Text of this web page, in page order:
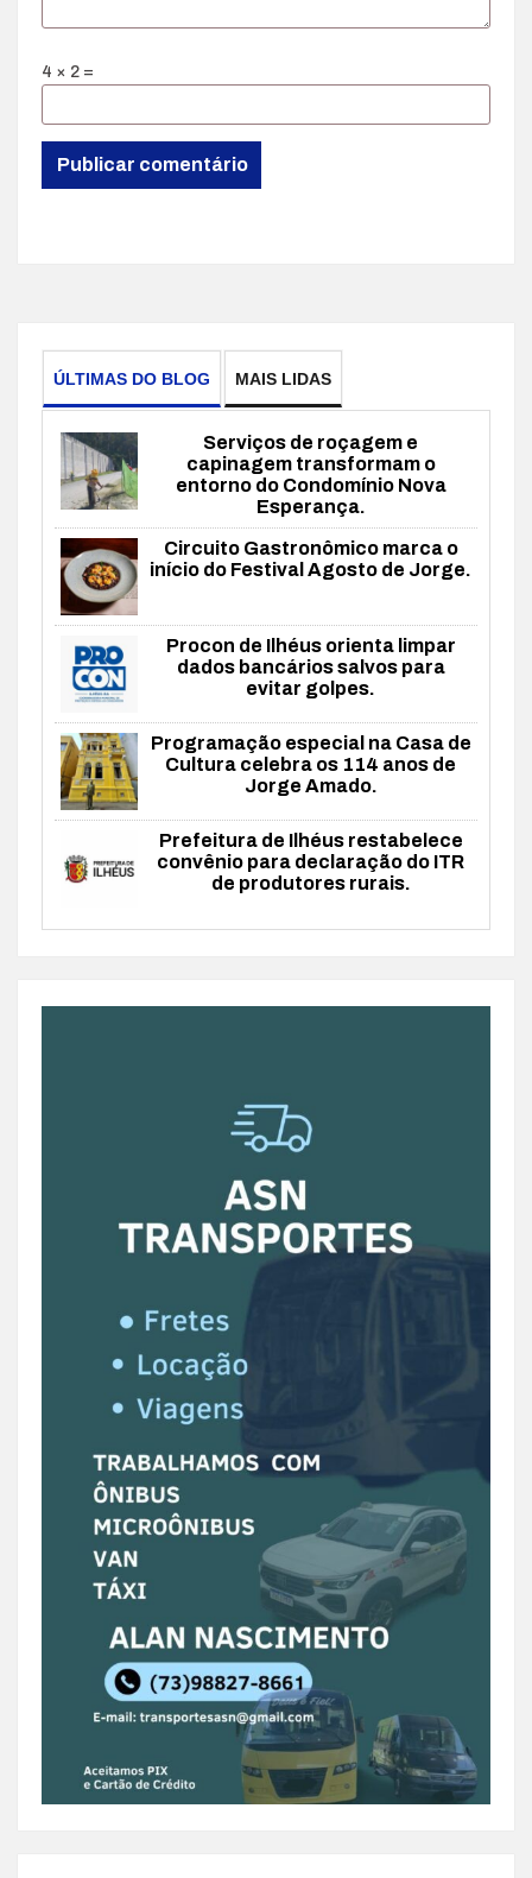
4 × 2 =
ÚLTIMAS DO BLOG MAIS LIDAS
Serviços de roçagem e
capinagem transformam o
entorno do Condomínio Nova
Esperança.
Circuito Gastronômico marca o
início do Festival Agosto de Jorge.
Procon de Ilhéus orienta limpar
dados bancários salvos para
evitar golpes.
Programação especial na Casa de
Cultura celebra os 114 anos de
Jorge Amado.
Prefeitura de Ilhéus restabelece
convênio para declaração do ITR
de produtores rurais.